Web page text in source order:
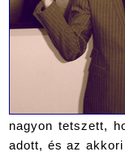
nagyon tetszett,
adott, és az